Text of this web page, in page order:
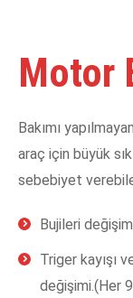
Motor
Bakımı
araç için büyük
sebebiyet
Bujileri
Triger kayışı
değişimi.(Her